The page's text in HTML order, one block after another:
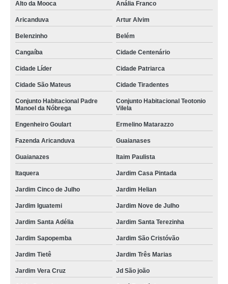
Alto da Mooca
Anália Franco
Aricanduva Artur Alvim
Belenzinho Belém
Cangaíba Cidade Centenário
Cidade Líder Cidade Patriarca
Cidade São Mateus Cidade Tiradentes
Conjunto Habitacional Padre
Manoel da Nóbrega
Conjunto Habitacional Teotonio
Vilela
Engenheiro Goulart Ermelino Matarazzo
Fazenda Aricanduva Guaianases
Guaianazes Itaim Paulista
Itaquera Jardim Casa Pintada
Jardim Cinco de Julho Jardim Helian
Jardim Iguatemi Jardim Nove de Julho
Jardim Santa Adélia Jardim Santa Terezinha
Jardim Sapopemba Jardim São Cristóvão
Jardim Tietê Jardim Três Marias
Jardim Vera Cruz Jd São joão